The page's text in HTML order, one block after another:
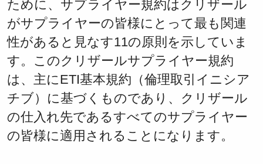
ために、サプライヤー規約はクリザール
がサプライヤーの皆様にとって最も関連
性があると見なす11の原則を示していま
す。このクリザールサプライヤー規約
は、主にETI基本規約（倫理取引イニシア
チブ）に基づくものであり、クリザール
の仕入れ先であるすべてのサプライヤー
の皆様に適用されることになります。